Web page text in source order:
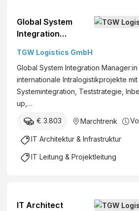
Global System
Integration
(M/W/D)*
TGW Logistics GmbH
Global System Integration
internationale Intralogistikprojekte
Systemintegration, Teststrategie,
up,…
€ 3.803 Marchtrenk
IT Architektur & Infrastruktur
IT Leitung & Projektleitung
IT Architect